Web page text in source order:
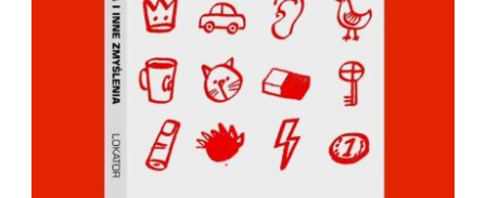
DODAJ DO KOSZYKA SZCZEGÓŁY